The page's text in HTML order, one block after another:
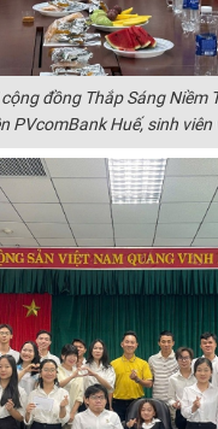
đồng Thắp Sáng Niềm
PVcomBank Huế, sinh